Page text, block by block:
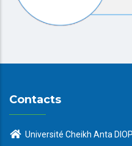
Contacts
Université Cheikh Anta